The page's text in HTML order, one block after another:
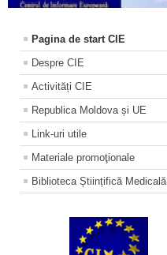
Pagina de start CIE
Despre CIE
Activități CIE
Republica Moldova și UE
Link-uri utile
Materiale promoţionale
Biblioteca Științifică Medicală